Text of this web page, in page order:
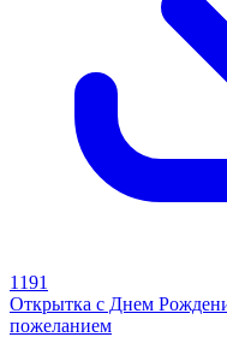
1191
Открытка с Днем
пожеланием